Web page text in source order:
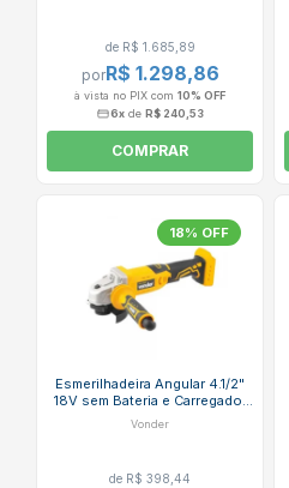
de R$ 1.685,89
porR$ 1.298,86
à vista no PIX com 10% OFF
6x de R$ 240,53
COMPRAR
18% OFF
Esmerilhadeira Angular 4.1/2"
18V sem Bateria e Carregador
6004180800 VONDER
Vonder
de R$ 398,44